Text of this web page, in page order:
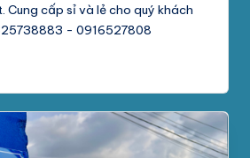
Cung cấp sỉ và lẻ cho quý khách
- 0916527808